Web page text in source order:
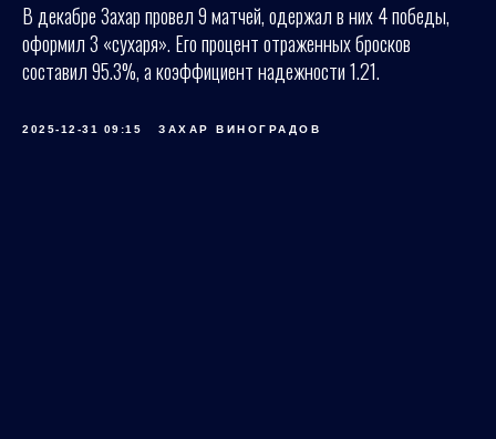
В декабре Захар провел 9 матчей, одержал в них 4 победы,
оформил 3 «сухаря». Его процент отраженных бросков
составил 95.3%, а коэффициент надежности 1.21.
2025-12-31 09:15 ЗАХАР ВИНОГРАДОВ